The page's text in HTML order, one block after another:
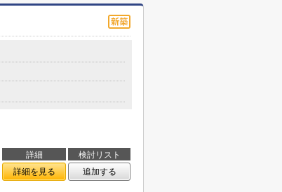
詳細
検討リスト
詳細を見る 追加する